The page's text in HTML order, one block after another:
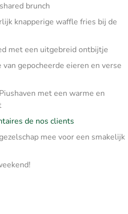
brunch
knapperige waffle fries bij de
met een uitgebreid ontbijtje
gepocheerde eieren en verse
met een warme en
de nos clients
mee voor een smakelijk